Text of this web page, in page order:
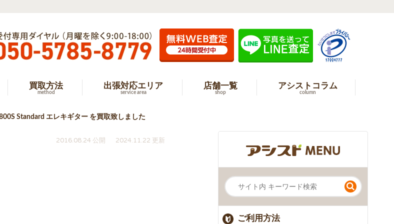
買取方法
method
出張対応エリア
service area
店舗一覧
shop
アシストコラム
column
Standard エレキギター を買取致しました
2016.08.24 公開
2024.11.22 更新
ご利用方法